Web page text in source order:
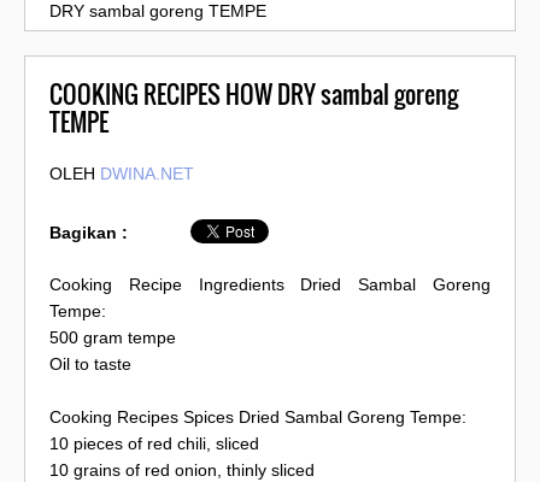
DRY sambal goreng TEMPE
COOKING RECIPES HOW DRY sambal goreng
TEMPE
OLEH DWINA.NET
Bagikan :
Cooking Recipe Ingredients Dried Sambal Goreng
Tempe:
500 gram tempe
Oil to taste
Cooking Recipes Spices Dried Sambal Goreng Tempe:
10 pieces of red chili, sliced
10 grains of red onion, thinly sliced